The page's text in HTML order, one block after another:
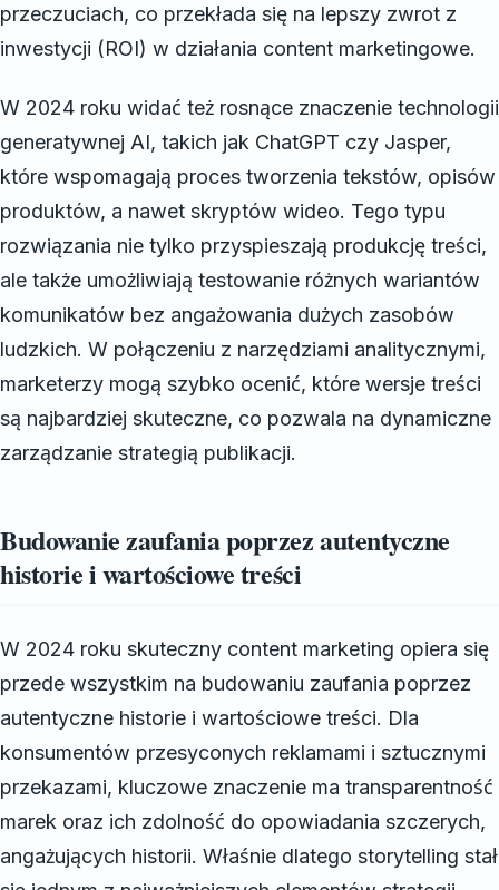
przeczuciach, co przekłada się na lepszy zwrot z
inwestycji (ROI) w działania content marketingowe.
W 2024 roku widać też rosnące znaczenie technologii
generatywnej AI, takich jak ChatGPT czy Jasper,
które wspomagają proces tworzenia tekstów, opisów
produktów, a nawet skryptów wideo. Tego typu
rozwiązania nie tylko przyspieszają produkcję treści,
ale także umożliwiają testowanie różnych wariantów
komunikatów bez angażowania dużych zasobów
ludzkich. W połączeniu z narzędziami analitycznymi,
marketerzy mogą szybko ocenić, które wersje treści
są najbardziej skuteczne, co pozwala na dynamiczne
zarządzanie strategią publikacji.
Budowanie zaufania poprzez autentyczne
historie i wartościowe treści
W 2024 roku skuteczny content marketing opiera się
przede wszystkim na budowaniu zaufania poprzez
autentyczne historie i wartościowe treści. Dla
konsumentów przesyconych reklamami i sztucznymi
przekazami, kluczowe znaczenie ma transparentność
marek oraz ich zdolność do opowiadania szczerych,
angażujących historii. Właśnie dlatego storytelling stał